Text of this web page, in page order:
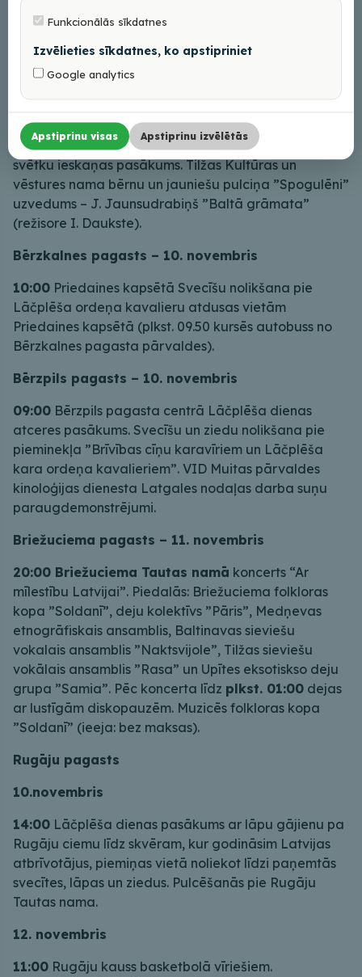
15:00
“Mana Latvija”. Aicina līdz 6.novembrim pieteikties
Baltinavas pagasta iestāžu komandas, Baltinavas
pagasta privāto saimniecību komandas, Baltinavas
vidusskolas 9.-12. klašu skolēnu komandas.
19:00Naudaskalna Tautas namā Latvijas Valsts
svētku ieskaņas pasākums. Tilžas Kultūras un
vēstures nama bērnu un jauniešu pulciņa ”Spogulēni”
uzvedums – J. Jaunsudrabiņš ”Baltā grāmata”
(režisore I. Daukste).
Bērzkalnes pagasts – 10. novembris
10:00 Priedaines kapsētā Svecīšu nolikšana pie
Lāčplēša ordeņa kavalieru atdusas vietām
Priedaines kapsētā (plkst. 09.50 kursēs autobuss no
Bērzkalnes pagasta pārvaldes).
Bērzpils pagasts – 10. novembris
09:00 Bērzpils pagasta centrā Lāčplēša dienas
atceres pasākums. Svecīšu un ziedu nolikšana pie
pieminekļa ”Brīvības cīņu karavīriem un Lāčplēša
kara ordeņa kavalieriem”. VID Muitas pārvaldes
kinoloģijas dienesta Latgales nodaļas darba suņu
paraugdemonstrējumi.
Briežuciema pagasts – 11. novembris
20:00 Briežuciema Tautas namā koncerts “Ar
mīlestību Latvijai”. Piedalās: Briežuciema folkloras
kopa ”Soldanī”, deju kolektīvs ”Pāris”, Medņevas
etnogrāfiskais ansamblis, Baltinavas sieviešu
vokalais ansamblis ”Naktsvijole”, Tilžas sieviešu
vokālais ansamblis ”Rasa” un Upītes eksotiskso deju
grupa ”Samia”. Pēc koncerta līdz plkst. 01:00 dejas
ar lustīgām diskopauzēm. Muzicēs folkloras kopa
”Soldanī” (ieeja: bez maksas).
Rugāju pagasts
10.novembris
14:00 Lāčplēša dienas pasākums ar lāpu gājienu pa
Rugāju ciemu līdz skvēram, kur godināsim Latvijas
atbrīvotājus, piemiņas vietā noliekot līdzi paņemtās
svecītes, lāpas un ziedus. Pulcēšanās pie Rugāju
Tautas nama.
12. novembris
11:00 Rugāju kauss basketbolā vīriešiem.
Funkcionālās sīkdatnes
Izvēlieties sīkdatnes, ko apstipriniet
Google analytics
Apstiprinu visas Apstiprinu izvēlētās